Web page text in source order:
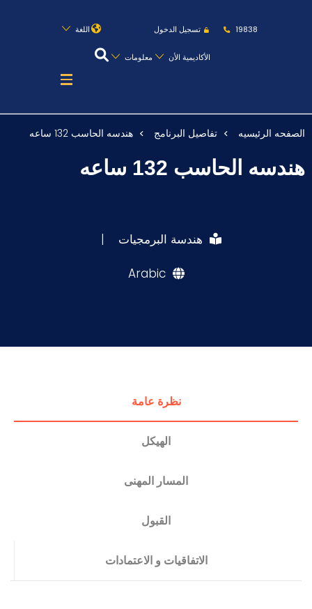
19838 تسجيل الدخول اللغة
الأكاديمية الأن معلومات
عن الأكاديمية
النقل البحري
الدراسات الأكاديمية
المجمعات
الصفحه الرئيسيه تفاصيل البرنامج هندسه الحاسب 132 ساعه
هندسه الحاسب 132 ساعه
هندسة البرمجيات
Arabic
نظرة عامة
الهيكل
المسار المهنى
القبول
الاتفاقيات و الاعتمادات